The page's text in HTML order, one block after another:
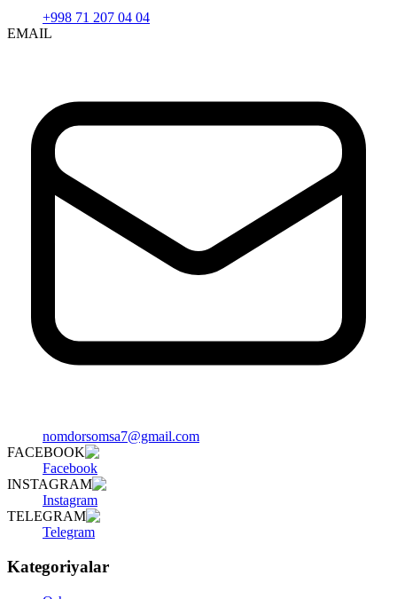
+998 71 207 04 04
EMAIL
nomdorsomsa7@gmail.com
FACEBOOK
Facebook
INSTAGRAM
Instagram
TELEGRAM
Telegram
Kategoriyalar